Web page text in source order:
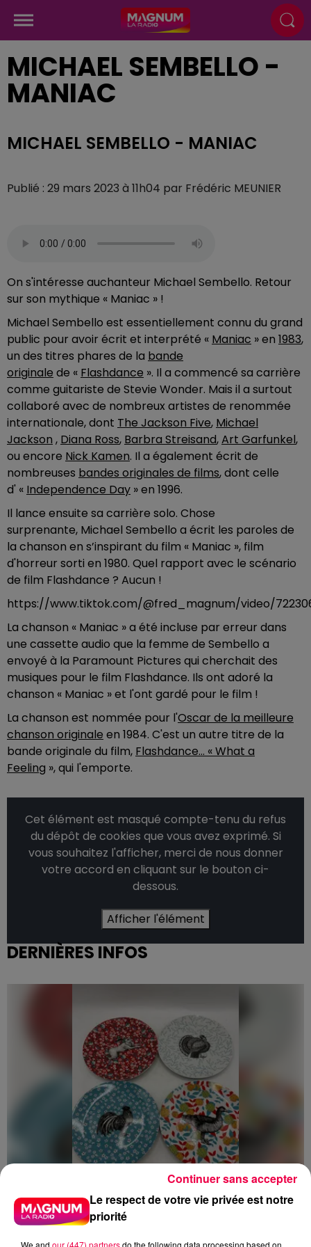
MICHAEL SEMBELLO -
MANIAC
MICHAEL SEMBELLO - MANIAC
Publié : 29 mars 2023 à 11h04 par Frédéric MEUNIER
On s'intéresse auchanteur Michael Sembello. Retour
sur son mythique « Maniac » !
Michael Sembello est essentiellement connu du grand
public pour avoir écrit et interprété « Maniac » en 1983,
un des titres phares de la bande
originale de « Flashdance ». Il a commencé sa carrière
comme guitariste de Stevie Wonder. Mais il a surtout
collaboré avec de nombreux artistes de renommée
internationale, dont The Jackson Five, Michael
Jackson , Diana Ross, Barbra Streisand,Art Garfunkel,
ou encore Nick Kamen. Il a également écrit de
nombreuses bandes originales de films, dont celle
d' « Independence Day » en 1996.
Il lance ensuite sa carrière solo. Chose
surprenante, Michael Sembello a écrit les paroles de
la chanson en s’inspirant du film « Maniac », film
d'horreur sorti en 1980. Quel rapport avec le scénario
de film Flashdance ? Aucun !
https://www.tiktok.com/@fred_magnum/video/
La chanson « Maniac » a été incluse par erreur dans
une cassette audio que la femme de Sembello a
envoyé à la Paramount Pictures qui cherchait des
musiques pour le film Flashdance. Ils ont adoré la
chanson « Maniac » et l'ont gardé pour le film !
La chanson est nommée pour l'Oscar de la meilleure
chanson originale en 1984. C'est un autre titre de la
bande originale du film, Flashdance... « What a
Feeling », qui l'emporte.
Cet élément est masqué compte-tenu du refus
du dépôt de cookies que vous avez exprimé. Si
vous souhaitez l'afficher, merci de nous donner
votre accord en cliquant sur le bouton ci-
dessous.
Afficher l'élément
DERNIÈRES INFOS
5 août 2026
Le respect de votre vie privée est notre
priorité
We and our (447) partnersdo the following data processing based on
Continuer sans accepter